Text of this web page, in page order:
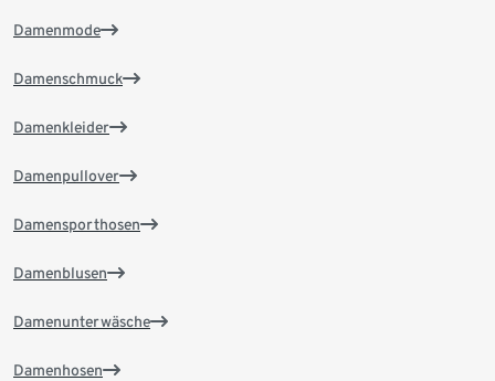
Damenmode
Damenschmuck
Damenkleider
Damenpullover
Damensporthosen
Damenblusen
Damenunterwäsche
Damenhosen